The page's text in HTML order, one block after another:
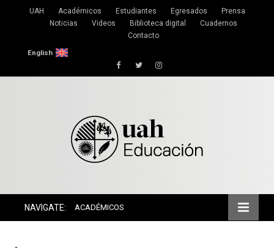
UAH Académicos Estudiantes Egresados
Prensa
Noticias
Videos Biblioteca digital
Cuadernos
Contacto
English
FacebookTwitterInstagram
NAVIGATE: ACADÉMICOS